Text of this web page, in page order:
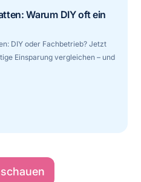
Warum DIY oft ein
DIY oder Fachbetrieb? Jetzt
Einsparung vergleichen – und